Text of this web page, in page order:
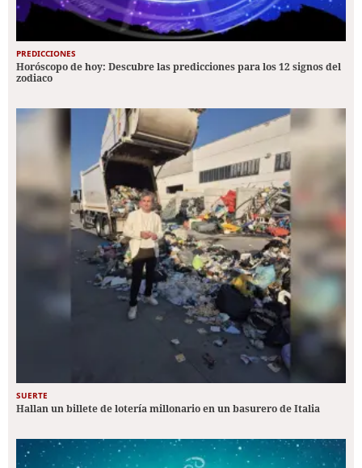
PREDICCIONES
Horóscopo de hoy: Descubre las predicciones para los 12 signos del
zodiaco
SUERTE
Hallan un billete de lotería millonario en un basurero de Italia